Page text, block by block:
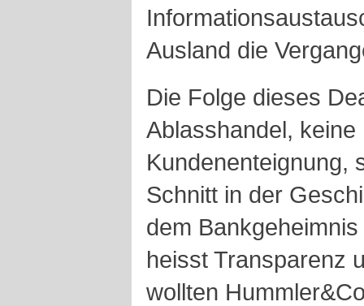
Ausland die
Die Folge dieses
Ablasshandel,
Kundenenteignung,
Schnitt in der
dem
heisst Transparenz
wollten